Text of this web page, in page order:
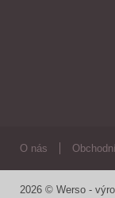
O nás
2026 © Werso -